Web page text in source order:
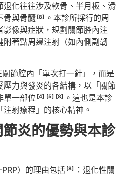
化往往涉及軟骨、半月板、滑
骨與骨髓 [8]
。本診所採行的周
像與症狀，規劃關節腔內注
著點周邊注射（如內側副韌
節腔內「單次打一針」，而是
力與發炎的各結構，以「關節
單一部位 [4] [5] [8]
。這也是本診
射療程」的核心精神。
炎的優勢與本診
）的理由包括 [8]
：退化性關